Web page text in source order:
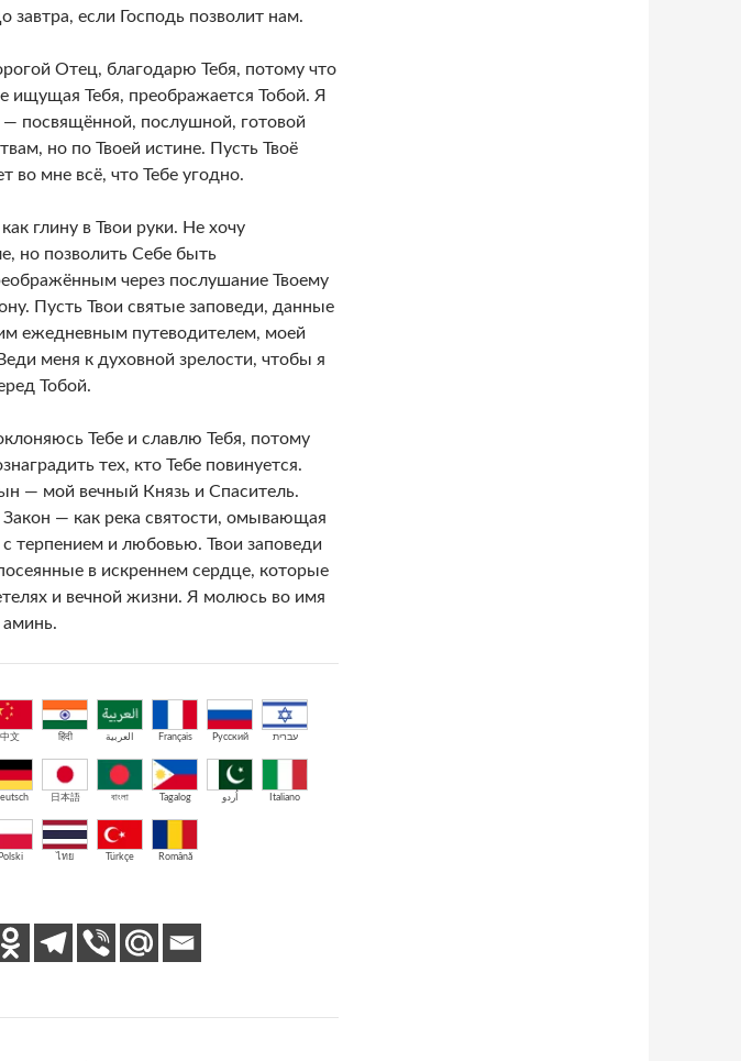
если Господь позволит нам.
Отец, благодарю Тебя, потому что
ищущая Тебя, преображается Тобой. Я
посвящённой, послушной, готовой
но по Твоей истине. Пусть Твоё
во мне всё, что Тебе угодно.
глину в Твои руки. Не хочу
но позволить Себе быть
через послушание Твоему
Пусть Твои святые заповеди, данные
ежедневным путеводителем, моей
меня к духовной зрелости, чтобы я
Тобой.
Тебе и славлю Тебя, потому
тех, кто Тебе повинуется.
— мой вечный Князь и Спаситель.
— как река святости, омывающая
терпением и любовью. Твои заповеди
в искреннем сердце, которые
и вечной жизни. Я молюсь во имя
аминь.
中文 हिंदी العربية Français Русский עברית
日本語 বাংলা Tagalog اُردو Italiano
Polski ไทย Türkçe Română